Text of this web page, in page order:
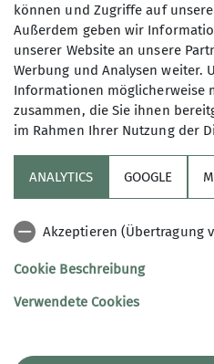
auch noch das Wetter
Hauptroutenbautagen soll
werden. Hier kann man
guten Gewissens an der
Woran hat's nun
Wir wissen es nicht. Was
das Format noch einmal
Hoffnung, damit mehr den
Mitglieder zu treffen.
sollen in der Zukunft
Ein knackiges Finale kann
Den Modus werden wir
können und Zugriffe auf
Außerdem geben wir
unserer Website an unsere
Werbung und Analysen weiter.
Informationen möglicherweise
zusammen, die Sie ihnen
im Rahmen Ihrer Nutzung der
ANALYTICS GOOGLE
Akzeptieren (Übertragung
Cookie Beschreibung
Verwendete Cookies